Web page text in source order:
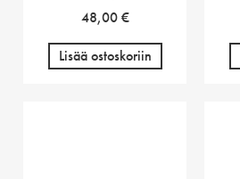
48,00€
Lisää ostoskoriin